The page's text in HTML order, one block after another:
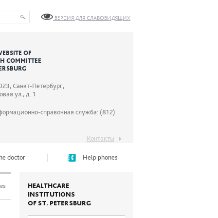
ВЕРСИЯ ДЛЯ СЛАБОВИДЯЩИХ
OF
COMMITTEE
Санкт-Петербург,
ул., д. 1
справочная служба: (812)
Контакты
doctor Help phones
HEALTHCARE
INSTITUTIONS
OF ST. PETERSBURG